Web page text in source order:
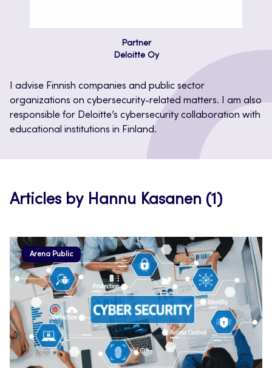
Partner
Deloitte Oy
I advise Finnish companies and public sector
organizations on cybersecurity-related matters. I am also
responsible for Deloitte’s cybersecurity collaboration with
educational institutions in Finland.
Articles by Hannu Kasanen (1)
Arena Public